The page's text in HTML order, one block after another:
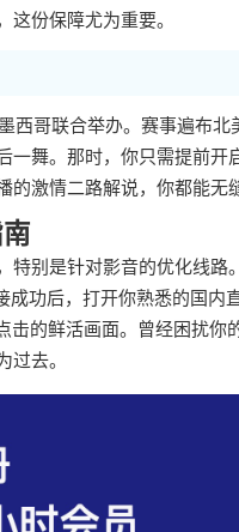
份保障尤为重要。
西哥联合举办。赛事遍布
一舞。那时，你只需提前
激情二路解说，你都能无
特别是针对影音的优化线
功后，打开你熟悉的国内
击的鲜活画面。曾经困扰
过去。